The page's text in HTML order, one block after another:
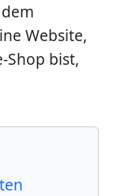
Website,
Shop bist,